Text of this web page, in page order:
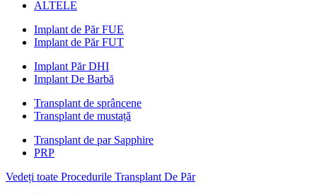
ALTELE
Implant de Păr FUE
Implant de Păr FUT
Implant Păr DHI
Implant De Barbă
Transplant de sprâncene
Transplant de mustață
Transplant de par Sapphire
PRP
Vedeți toate Procedurile Transplant De Păr